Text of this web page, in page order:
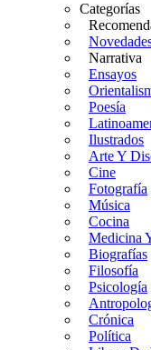
Categorías
Narrativa
Ensayos
Poesía
Ilustrados
Arte Y
Cine
Fotografía
Música
Cocina
Medicina
Biografías
Filosofía
Psicología
Crónica
Política